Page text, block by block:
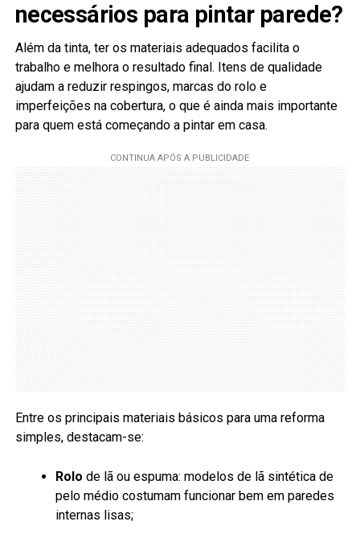
necessários para pintar parede?
Além da tinta, ter os materiais adequados facilita o
trabalho e melhora o resultado final. Itens de qualidade
ajudam a reduzir respingos, marcas do rolo e
imperfeições na cobertura, o que é ainda mais importante
para quem está começando a pintar em casa.
Entre os principais materiais básicos para uma reforma
simples, destacam-se:
Rolo de lã ou espuma: modelos de lã sintética de
pelo médio costumam funcionar bem em paredes
internas lisas;